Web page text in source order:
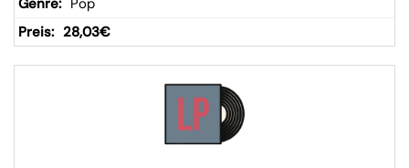
Pop
28,03€